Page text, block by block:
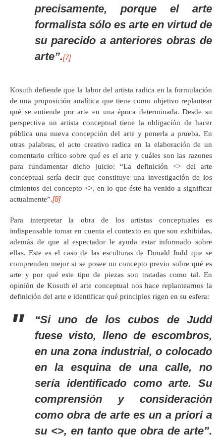
precisamente, porque el arte
formalista sólo es arte en virtud de
su parecido a anteriores obras de
arte”.[7]
Kosuth defiende que la labor del artista radica en la formulación
de una proposición analítica que tiene como objetivo replantear
qué se entiende por arte en una época determinada. Desde su
perspectiva un artista conceptual tiene la obligación de hacer
pública una nueva concepción del arte y ponerla a prueba. En
otras palabras, el acto creativo radica en la elaboración de un
comentario crítico sobre qué es el arte y cuáles son las razones
para fundamentar dicho juicio: “La definición <> del arte
conceptual sería decir que constituye una investigación de los
cimientos del concepto <>, en lo que éste ha venido a significar
actualmente”.[8]
Para interpretar la obra de los artistas conceptuales es
indispensable tomar en cuenta el contexto en que son exhibidas,
además de que al espectador le ayuda estar informado sobre
ellas. Este es el caso de las esculturas de Donald Judd que se
comprenden mejor si se posee un concepto previo sobre qué es
arte y por qué este tipo de piezas son tratadas como tal. En
opinión de Kosuth el arte conceptual nos hace replantearnos la
definición del arte e identificar qué principios rigen en su esfera:
“Si uno de los cubos de Judd
fuese visto, lleno de escombros,
en una zona industrial, o colocado
en la esquina de una calle, no
sería identificado como arte. Su
comprensión y consideración
como obra de arte es un a priori a
su <>, en tanto que obra de arte”.